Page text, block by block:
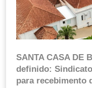
SANTA CASA DE
definido:
para recebimento